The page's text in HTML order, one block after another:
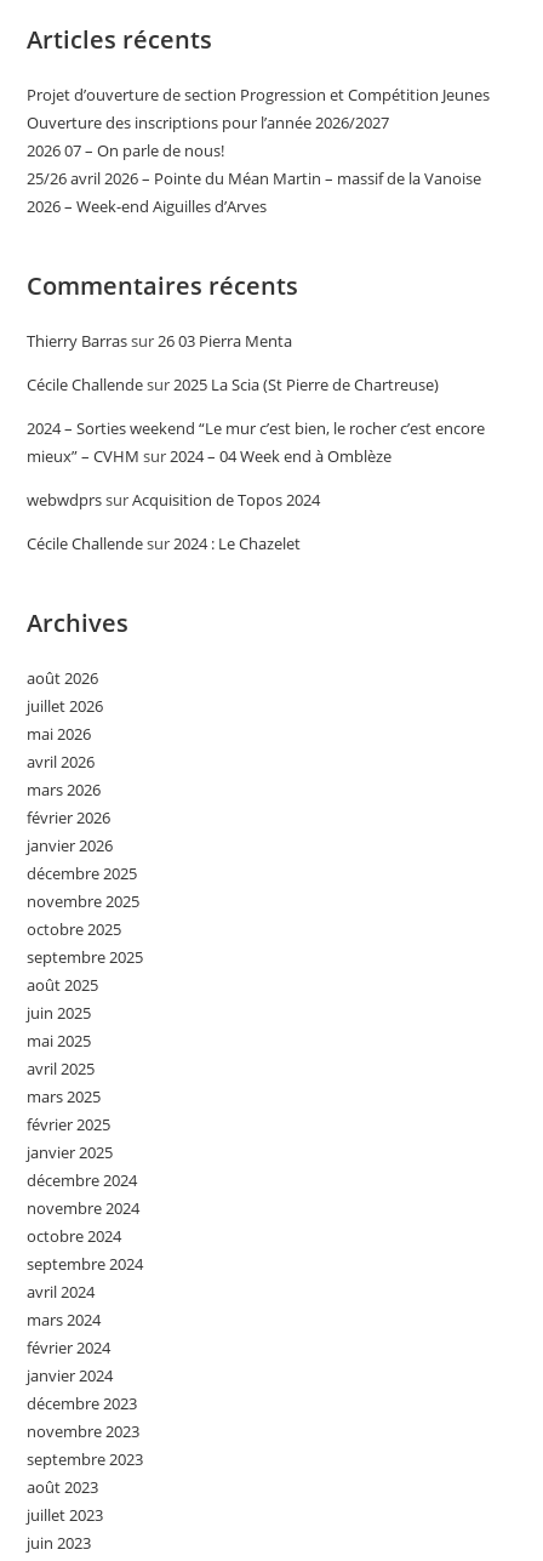
Articles récents
Projet d’ouverture de section Progression et Compétition Jeunes
Ouverture des inscriptions pour l’année 2026/2027
2026 07 – On parle de nous!
25/26 avril 2026 – Pointe du Méan Martin – massif de la Vanoise
2026 – Week-end Aiguilles d’Arves
Commentaires récents
Thierry Barrassur26 03 Pierra Menta
Cécile Challendesur2025 La Scia (St Pierre de Chartreuse)
2024 – Sorties weekend “Le mur c’est bien, le rocher c’est encore
mieux” – CVHM sur2024 – 04 Week end à Omblèze
webwdprssurAcquisition de Topos 2024
Cécile Challendesur2024 : Le Chazelet
Archives
août 2026
juillet 2026
mai 2026
avril 2026
mars 2026
février 2026
janvier 2026
décembre 2025
novembre 2025
octobre 2025
septembre 2025
août 2025
juin 2025
mai 2025
avril 2025
mars 2025
février 2025
janvier 2025
décembre 2024
novembre 2024
octobre 2024
septembre 2024
avril 2024
mars 2024
février 2024
janvier 2024
décembre 2023
novembre 2023
septembre 2023
août 2023
juillet 2023
juin 2023